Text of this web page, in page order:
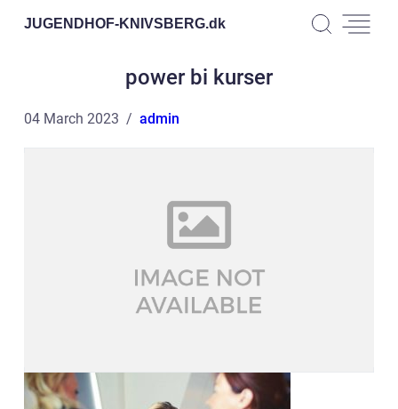
JUGENDHOF-KNIVSBERG.dk
power bi kurser
04 March 2023 admin